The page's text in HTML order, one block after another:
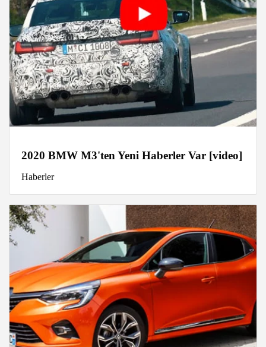
2020 BMW M3'ten Yeni Haberler Var [video]
Haberler